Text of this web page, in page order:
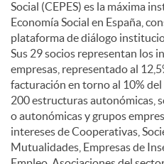
Social (CEPES) es la máxima
Economía Social en España,
plataforma de diálogo
Sus 29 socios representan los
empresas, representado al
facturación en torno al 10% del
200 estructuras autonómicas,
o autonómicas y grupos
intereses de Cooperativas,
Mutualidades, Empresas de